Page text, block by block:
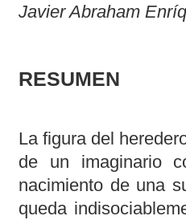
Javier Abraham
RESUMEN
La figura del
de un imaginario
nacimiento de una
queda